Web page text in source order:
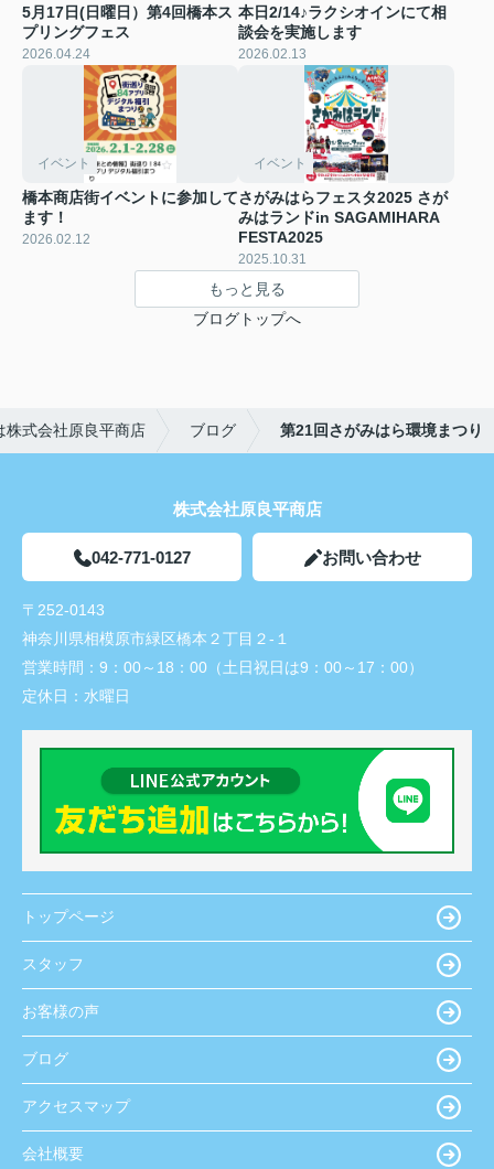
5月17日(日曜日）第4回橋本ス
プリングフェス
2026.04.24
本日2/14♪ラクシオインにて相
談会を実施します
2026.02.13
イベント
橋本商店街イベントに参加して
ます！
2026.02.12
イベント
さがみはらフェスタ2025 さが
みはランドin SAGAMIHARA
FESTA2025
2025.10.31
もっと見る
ブログトップへ
株式会社原良平商店 ブログ 第21回さがみはら環境まつり
株式会社原良平商店
042-771-0127 お問い合わせ
〒252-0143
神奈川県相模原市緑区橋本２丁目２-１
営業時間： 9：00～18：00（土日祝日は9：00～17：00）
定休日： 水曜日
トップページ
スタッフ
お客様の声
ブログ
アクセスマップ
会社概要